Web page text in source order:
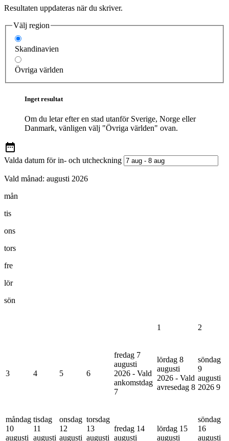
Resultaten uppdateras när du skriver.
Välj region
Skandinavien
Övriga världen
Inget resultat
Om du letar efter en stad utanför Sverige, Norge eller
Danmark, vänligen välj "Övriga världen" ovan.
Valda datum för in- och utcheckning
Vald månad: augusti 2026
mån
tis
ons
tors
fre
lör
sön
1 2
3 4 5 6
fredag 7
augusti
2026 - Vald
ankomstdag
7
lördag 8
augusti
2026 - Vald
avresedag 8
söndag
9
augusti
2026 9
måndag
10
augusti
tisdag
11
augusti
onsdag
12
augusti
torsdag
13
augusti
fredag 14
augusti
lördag 15
augusti
söndag
16
augusti